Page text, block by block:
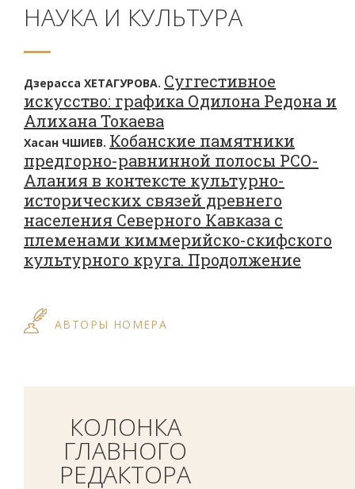
НАУКА И КУЛЬТУРА
Дзерасса ХЕТАГУРОВА. Суггестивное
искусство: графика Одилона Редона и
Алихана Токаева
Хасан ЧШИЕВ. Кобанские памятники
предгорно-равнинной полосы РСО-
Алания в контексте культурно-
исторических связей древнего
населения Северного Кавказа с
племенами киммерийско-скифского
культурного круга. Продолжение
АВТОРЫ НОМЕРА
КОЛОНКА
ГЛАВНОГО
РЕДАКТОРА